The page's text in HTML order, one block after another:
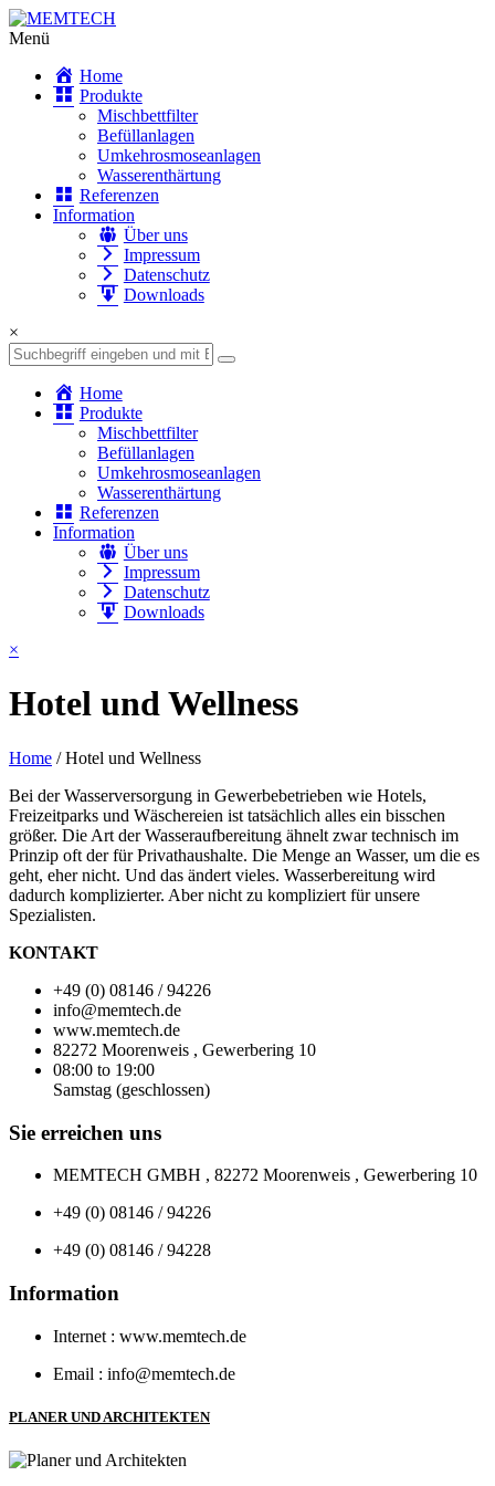
Menü
Home
Produkte
Mischbettfilter
Befüllanlagen
Umkehrosmoseanlagen
Wasserenthärtung
Referenzen
Information
Über uns
Impressum
Datenschutz
Downloads
×
Home
Produkte
Mischbettfilter
Befüllanlagen
Umkehrosmoseanlagen
Wasserenthärtung
Referenzen
Information
Über uns
Impressum
Datenschutz
Downloads
×
Hotel und Wellness
Home /Hotel und Wellness
Bei der Wasserversorgung in Gewerbebetrieben wie Hotels,
Freizeitparks und Wäschereien ist tatsächlich alles ein bisschen
größer. Die Art der Wasseraufbereitung ähnelt zwar technisch im
Prinzip oft der für Privathaushalte. Die Menge an Wasser, um die es
geht, eher nicht. Und das ändert vieles. Wasserbereitung wird
dadurch komplizierter. Aber nicht zu kompliziert für unsere
Spezialisten.
KONTAKT
+49 (0) 08146 / 94226
info@memtech.de
www.memtech.de
82272 Moorenweis , Gewerbering 10
08:00 to 19:00
Samstag (geschlossen)
Sie erreichen uns
MEMTECH GMBH , 82272 Moorenweis , Gewerbering 10
+49 (0) 08146 / 94226
+49 (0) 08146 / 94228
Information
Internet : www.memtech.de
Email : info@memtech.de
PLANER UND ARCHITEKTEN